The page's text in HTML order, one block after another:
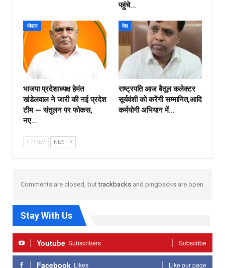
पहुंचे…
भोपाल
भाजपा प्रदेशाध्यक्ष हेमंत
खंडेलवाल ने जारी की नई प्रदेश
टीम — संतुलन पर फोकस,
नए…
देश
राष्ट्रपति आज बैतूल कलेक्टर
सूर्यवंशी को करेंगी सम्मानित,आदि
कर्मयोगी अभियान में…
PREV NEXT
Comments are closed, buttrackbacksand pingbacks are open.
Stay With Us
Youtube Subscribers Subscribe
Facebook Likes Like our page